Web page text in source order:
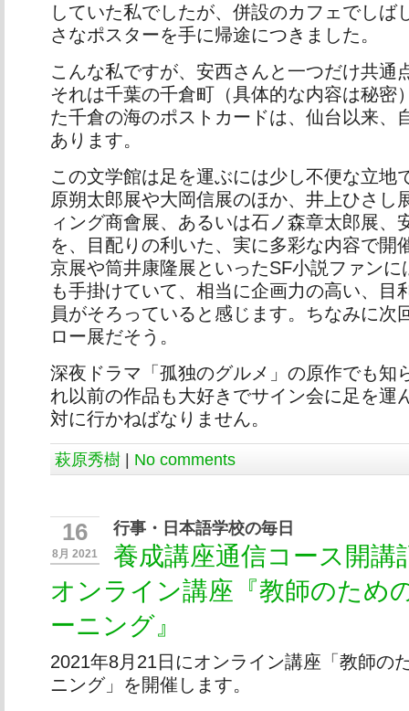
していた私でしたが、併設のカフェでしば
さなポスターを手に帰途につきました。
こんな私ですが、安西さんと一つだけ共通
それは千葉の千倉町（具体的な内容は秘密
た千倉の海のポストカードは、仙台以来、
あります。
この文学館は足を運ぶには少し不便な立地
原朔太郎展や大岡信展のほか、井上ひさし
ィング商會展、あるいは石ノ森章太郎展、
を、目配りの利いた、実に多彩な内容で開
京展や筒井康隆展といったSF小説ファン
も手掛けていて、相当に企画力の高い、目
員がそろっていると感じます。ちなみに次
ロー展だそう。
深夜ドラマ「孤独のグルメ」の原作でも知
れ以前の作品も大好きでサイン会に足を運
対に行かねばなりません。
萩原秀樹 | No comments
16
8月 2021
行事・日本語学校の毎日
養成講座通信コース開
オンライン講座『教師のため
ーニング』
2021年8月21日にオンライン講座「教師の
ニング」を開催します。